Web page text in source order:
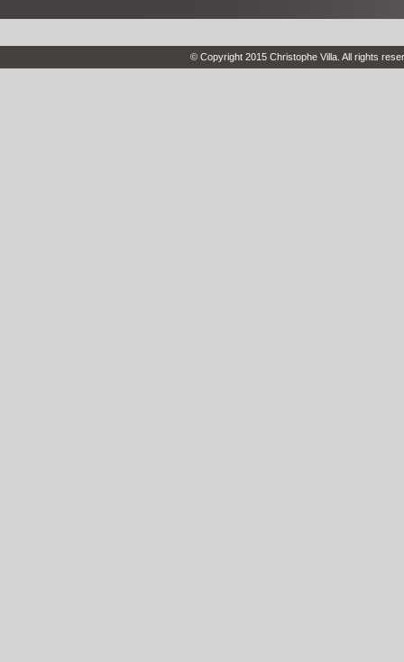
© Copyright 2015 Christophe Villa. All rights